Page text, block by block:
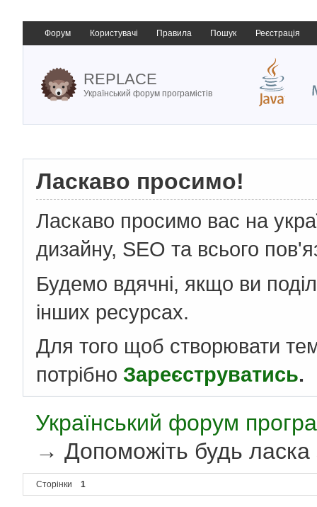
Форум Користувачі Правила Пошук Реєстрація
REPLACE
Український форум програмістів
Ласкаво просимо!
Ласкаво просимо вас на
дизайну, SEO та всього
Будемо вдячні, якщо ви
інших ресурсах.
Для того щоб створювати
потрібно Зареєструватись.
Український форум
→Допоможіть будь ласка
Сторінки 1